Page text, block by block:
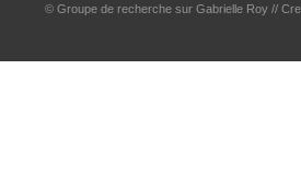
© Groupe de recherche sur Gabrielle Roy //